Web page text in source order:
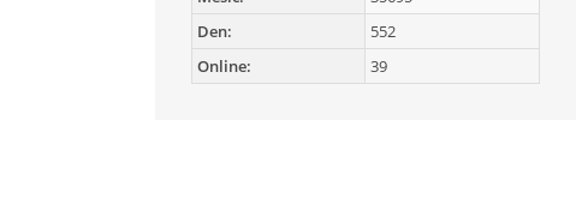
Online: 39
Den:
552